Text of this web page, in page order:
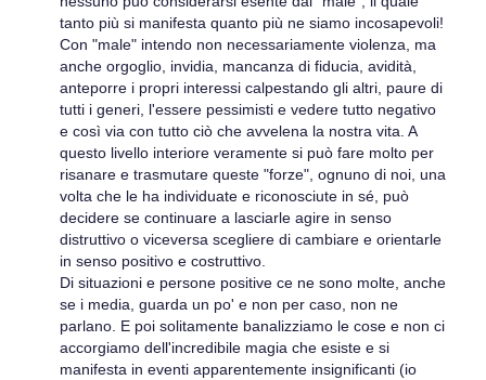
tanto più si manifesta quanto più ne siamo incosapevoli!
Con "male" intendo non necessariamente violenza, ma
anche orgoglio, invidia, mancanza di fiducia, avidità,
anteporre i propri interessi calpestando gli altri, paure di
tutti i generi, l'essere pessimisti e vedere tutto negativo
e così via con tutto ciò che avvelena la nostra vita. A
questo livello interiore veramente si può fare molto per
risanare e trasmutare queste "forze", ognuno di noi, una
volta che le ha individuate e riconosciute in sé, può
decidere se continuare a lasciarle agire in senso
distruttivo o viceversa scegliere di cambiare e orientarle
in senso positivo e costruttivo.
Di situazioni e persone positive ce ne sono molte, anche
se i media, guarda un po' e non per caso, non ne
parlano. E poi solitamente banalizziamo le cose e non ci
accorgiamo dell'incredibile magia che esiste e si
manifesta in eventi apparentemente insignificanti (io